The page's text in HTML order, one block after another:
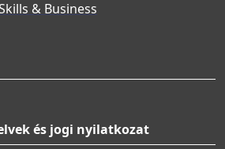
& Business
és jogi nyilatkozat